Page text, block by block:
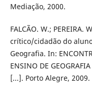
Mediação, 2000.
FALCÃO. W.;
crítico/cidadão do
Geografia. In:
ENSINO DE
[...]. Porto Alegre, 2009.